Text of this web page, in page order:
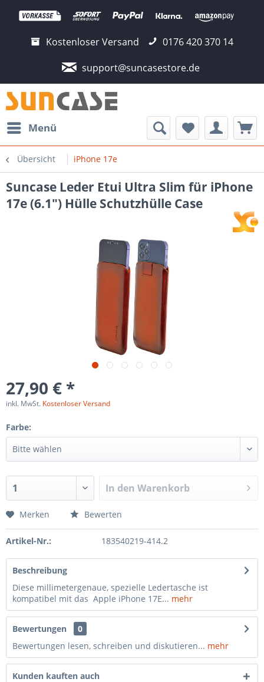
Kostenloser Versand
0176 420 370 14
support@suncasestore.de
Menü
Übersicht iPhone 17e
Suncase Leder Etui Ultra Slim für iPhone
17e (6.1") Hülle Schutzhülle Case
27,90 € *
inkl. MwSt. Kostenloser Versand
Farbe:
In den Warenkorb
Merken Bewerten
Artikel-Nr.: 183540219-414.2
Beschreibung
Diese millimetergenaue, spezielle Ledertasche ist
kompatibel mit das Apple iPhone 17E... mehr
Bewertungen
0
Bewertungen lesen, schreiben und diskutieren... mehr
Kunden kauften auch